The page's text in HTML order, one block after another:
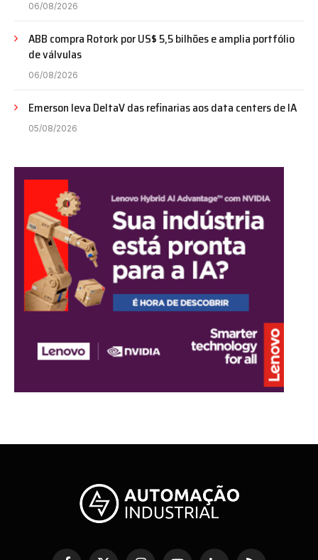
06/08/2026
ABB compra Rotork por US$ 5,5 bilhões e amplia portfólio
de válvulas
06/08/2026
Emerson leva DeltaV das refinarias aos data centers de IA
05/08/2026